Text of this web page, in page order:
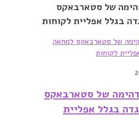
של סטארבאקס
בגלל אפליית לקוחות
של סטארבאקס
בגלל אפליית